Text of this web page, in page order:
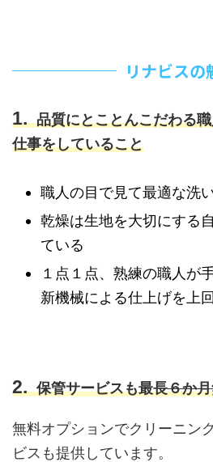
リナビスの
品質にとことんこだわる
仕事をしていること
職人の目で見て最適な洗
乾燥は生地を大切にする
ている
１点１点、熟練の職人が
新機械による仕上げを上
保管サービスも最長６か
無料オプションでクリーニン
ビスも提供しています。